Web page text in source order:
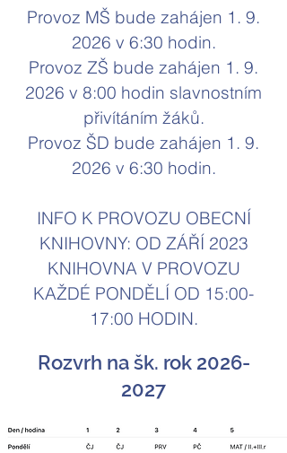
Provoz MŠ bude zahájen 1. 9.
2026 v 6:30 hodin.
Provoz ZŠ bude zahájen 1. 9.
2026 v 8:00 hodin slavnostním
přivítáním žáků.
Provoz ŠD bude zahájen 1. 9.
2026 v 6:30 hodin.
INFO K PROVOZU OBECNÍ
KNIHOVNY: OD ZÁŘÍ 2023
KNIHOVNA V PROVOZU
KAŽDÉ PONDĚLÍ OD 15:00-
17:00 HODIN.
Rozvrh na šk. rok 2026-
2027